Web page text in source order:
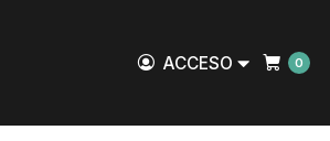
ACCESO 0